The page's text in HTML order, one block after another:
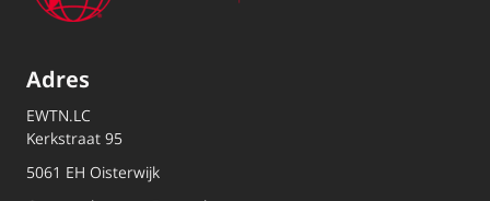
Adres
EWTN.LC
Kerkstraat 95
5061 EH Oisterwijk